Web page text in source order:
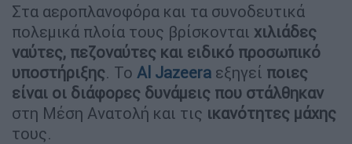
Στα αεροπλανοφόρα και τα συνοδευτικά
πολεμικά πλοία τους βρίσκονται χιλιάδες
ναύτες, πεζοναύτες και ειδικό προσωπικό
υποστήριξης. Το Al Jazeera εξηγεί ποιες
είναι οι διάφορες δυνάμεις που στάλθηκαν
στη Μέση Ανατολή και τις ικανότητες μάχης
τους.